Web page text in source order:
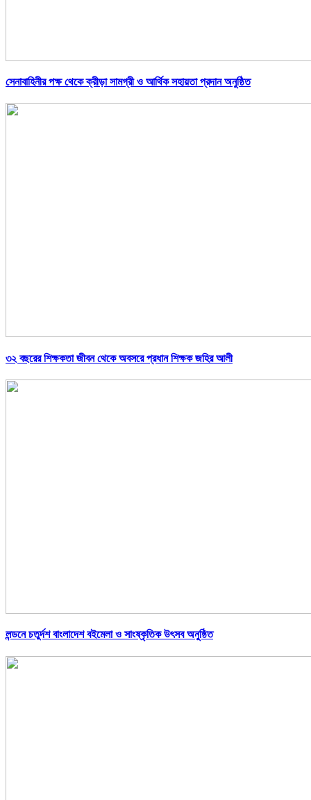
সেনাবাহিনীর পক্ষ থেকে ক্রীড়া সামগ্রী ও আর্থিক সহায়তা প্রদান অনুষ্ঠিত
৩২ বছরের শিক্ষকতা জীবন থেকে অবসরে প্রধান শিক্ষক জহির আলী
লন্ডনে চতুর্দশ বাংলাদেশ বইমেলা ও সাংষ্কৃতিক উৎসব অনুষ্ঠিত